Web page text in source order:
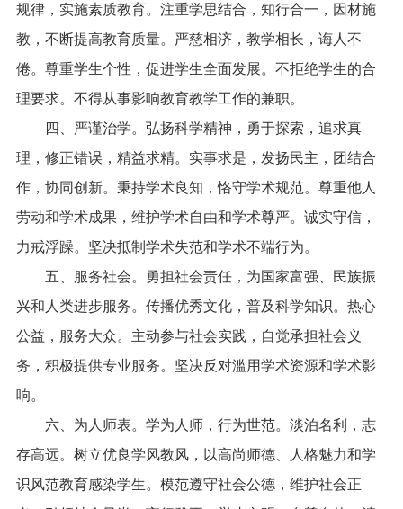
规律，实施素质教育。注重学思结合，知行合一，因材施
教，不断提高教育质量。严慈相济，教学相长，诲人不
倦。尊重学生个性，促进学生全面发展。不拒绝学生的合
理要求。不得从事影响教育教学工作的兼职。
四、严谨治学。弘扬科学精神，勇于探索，追求真
理，修正错误，精益求精。实事求是，发扬民主，团结合
作，协同创新。秉持学术良知，恪守学术规范。尊重他人
劳动和学术成果，维护学术自由和学术尊严。诚实守信，
力戒浮躁。坚决抵制学术失范和学术不端行为。
五、服务社会。勇担社会责任，为国家富强、民族振
兴和人类进步服务。传播优秀文化，普及科学知识。热心
公益，服务大众。主动参与社会实践，自觉承担社会义
务，积极提供专业服务。坚决反对滥用学术资源和学术影
响。
六、为人师表。学为人师，行为世范。淡泊名利，志
存高远。树立优良学风教风，以高尚师德、人格魅力和学
识风范教育感染学生。模范遵守社会公德，维护社会正